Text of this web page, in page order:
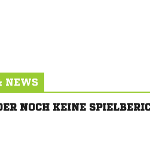
NEWS
NOCH KEINE